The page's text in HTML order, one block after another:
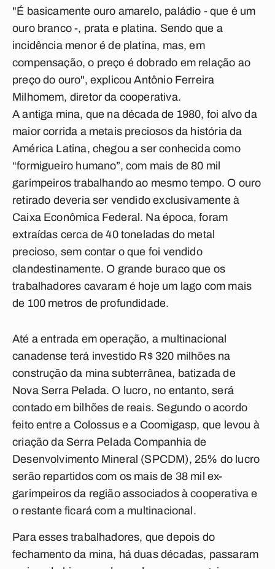
"É basicamente ouro amarelo, paládio - que é um
ouro branco -, prata e platina. Sendo que a
incidência menor é de platina, mas, em
compensação, o preço é dobrado em relação ao
preço do ouro", explicou Antônio Ferreira
Milhomem, diretor da cooperativa.
A antiga mina, que na década de 1980, foi alvo da
maior corrida a metais preciosos da história da
América Latina, chegou a ser conhecida como
“formigueiro humano”, com mais de 80 mil
garimpeiros trabalhando ao mesmo tempo. O ouro
retirado deveria ser vendido exclusivamente à
Caixa Econômica Federal. Na época, foram
extraídas cerca de 40 toneladas do metal
precioso, sem contar o que foi vendido
clandestinamente. O grande buraco que os
trabalhadores cavaram é hoje um lago com mais
de 100 metros de profundidade.
Até a entrada em operação, a multinacional
canadense terá investido R$ 320 milhões na
construção da mina subterrânea, batizada de
Nova Serra Pelada. O lucro, no entanto, será
contado em bilhões de reais. Segundo o acordo
feito entre a Colossus e a Coomigasp, que levou à
criação da Serra Pelada Companhia de
Desenvolvimento Mineral (SPCDM), 25% do lucro
serão repartidos com os mais de 38 mil ex-
garimpeiros da região associados à cooperativa e
o restante ficará com a multinacional.
Para esses trabalhadores, que depois do
fechamento da mina, há duas décadas, passaram